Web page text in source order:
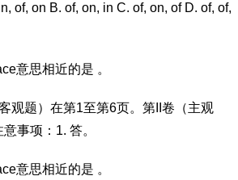
of, on B. of, on, in C. of, on, of D. of, of,
意思相近的是 。
观题）在第1至第6页。第II卷（主观
事项：1. 答。
意思相近的是 。